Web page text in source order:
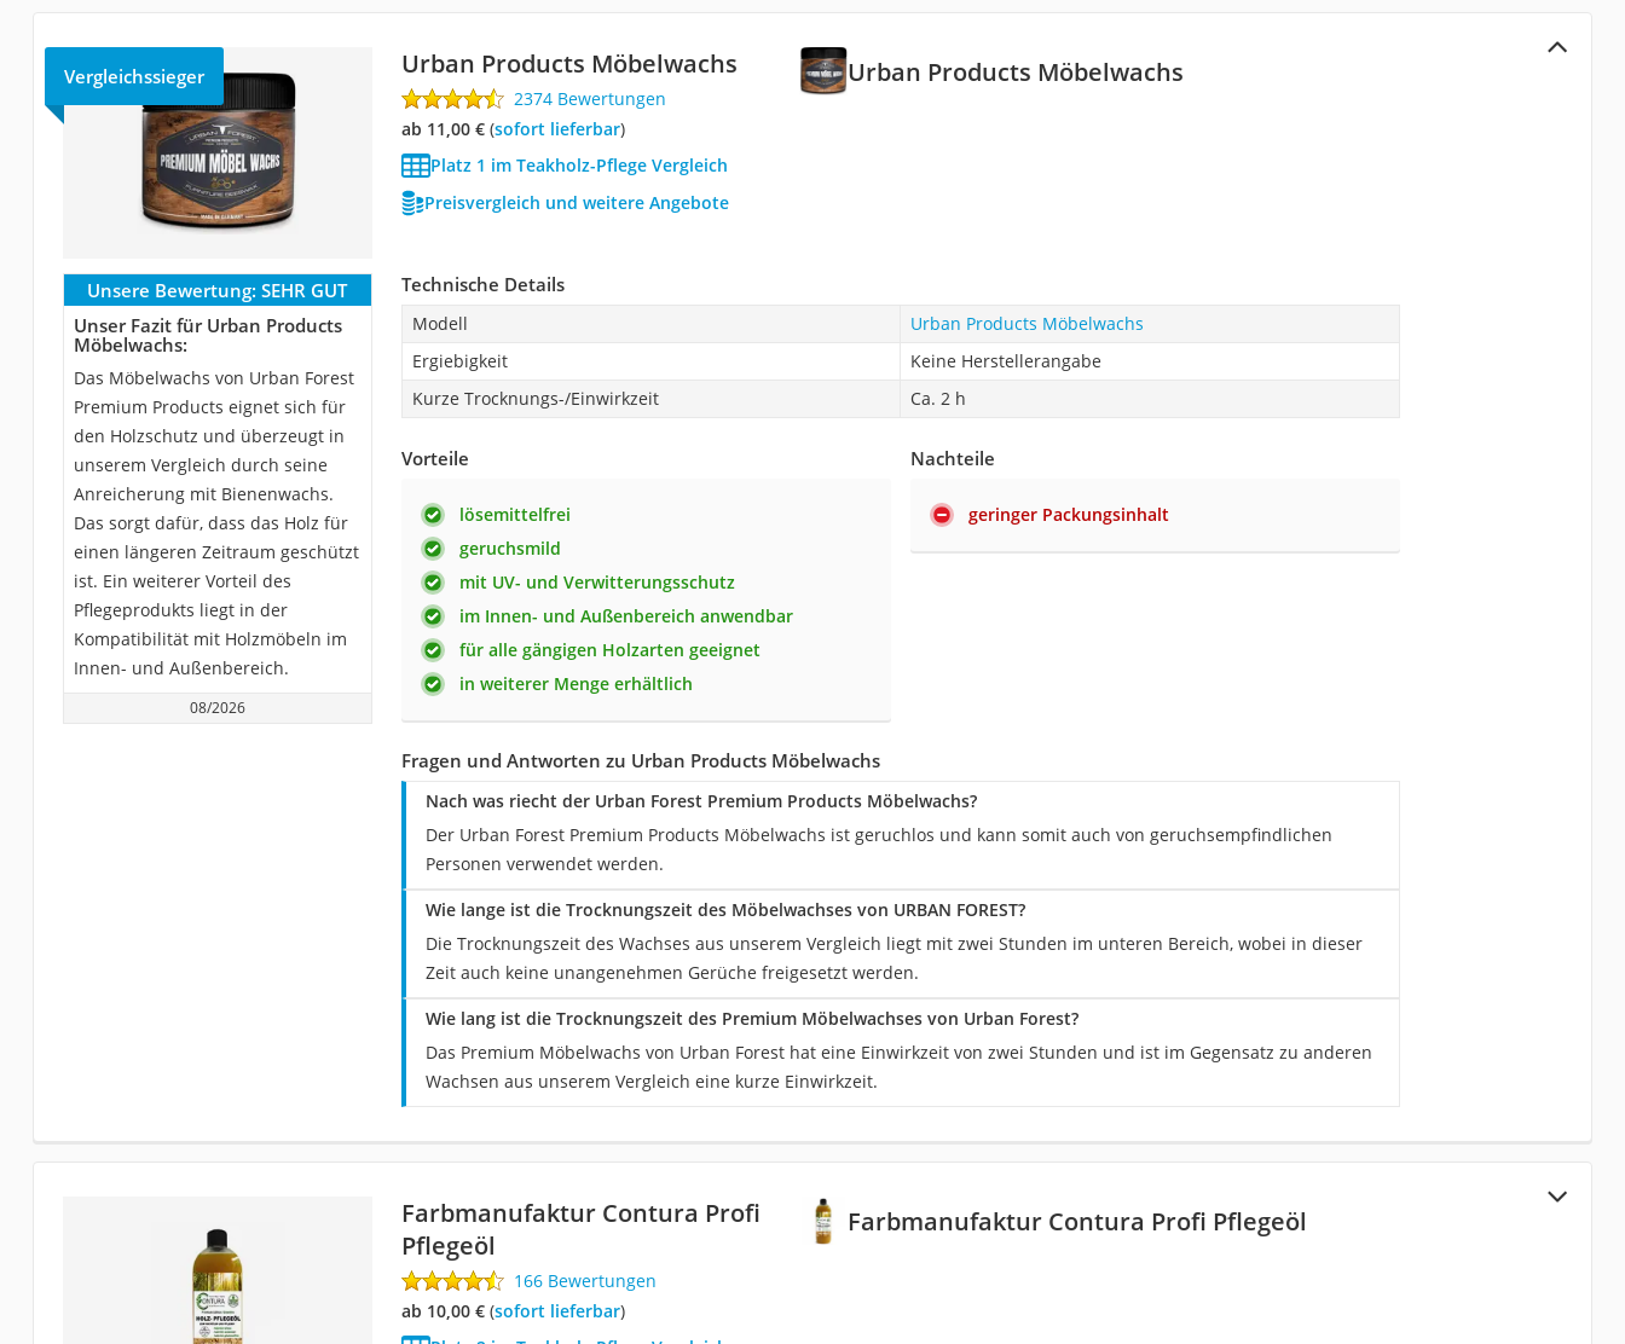
Urban Products Möbelwachs
Vergleichssieger Urban Products Möbelwachs
2374 Bewertungen
ab 11,00 €( Sofort lieferbar)
Platz 1 im Teakholz-Pflege Vergleich
Preisvergleich und weitere Angebote
Unsere Bewertung: SEHR GUT
Unser Fazit für Urban Products
Möbelwachs:
Das Möbelwachs von Urban Forest
Premium Products eignet sich für
den Holzschutz und überzeugt in
unserem Vergleich durch seine
Anreicherung mit Bienenwachs.
Das sorgt dafür, dass das Holz für
einen längeren Zeitraum geschützt
ist. Ein weiterer Vorteil des
Pflegeprodukts liegt in der
Kompatibilität mit Holzmöbeln im
Innen- und Außenbereich.
08/2026
Technische Details
Modell
Urban Products Möbelwachs
Ergiebigkeit
Keine Herstellerangabe
Kurze Trocknungs-/Einwirkzeit
Ca. 2 h
Vorteile
lösemittelfrei
geruchsmild
mit UV- und Verwitterungsschutz
im Innen- und Außenbereich anwendbar
für alle gängigen Holzarten geeignet
in weiterer Menge erhältlich
Nachteile
geringer Packungsinhalt
Fragen und Antworten zu Urban Products Möbelwachs
Nach was riecht der Urban Forest Premium Products Möbelwachs?
Der Urban Forest Premium Products Möbelwachs ist geruchlos und kann somit auch von geruchsempfindlichen
Personen verwendet werden.
Wie lange ist die Trocknungszeit des Möbelwachses von URBAN FOREST?
Die Trocknungszeit des Wachses aus unserem Vergleich liegt mit zwei Stunden im unteren Bereich, wobei in dieser
Zeit auch keine unangenehmen Gerüche freigesetzt werden.
Wie lang ist die Trocknungszeit des Premium Möbelwachses von Urban Forest?
Das Premium Möbelwachs von Urban Forest hat eine Einwirkzeit von zwei Stunden und ist im Gegensatz zu anderen
Wachsen aus unserem Vergleich eine kurze Einwirkzeit.
Farbmanufaktur Contura Profi Pflegeöl
Farbmanufaktur Contura Profi
Pflegeöl
166 Bewertungen
ab 10,00 €( Sofort lieferbar)